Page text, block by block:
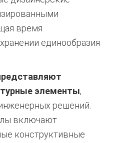
время
единообразия
элементы,
решений.
включают
конструктивные